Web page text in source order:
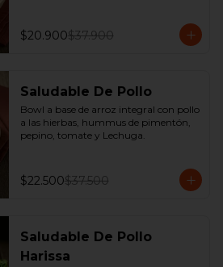
$20.900$37.900
Saludable De Pollo
Bowl a base de arroz integral con pollo
a las hierbas, hummus de pimentón,
pepino, tomate y Lechuga.
$22.500$37.500
Saludable De Pollo
Harissa